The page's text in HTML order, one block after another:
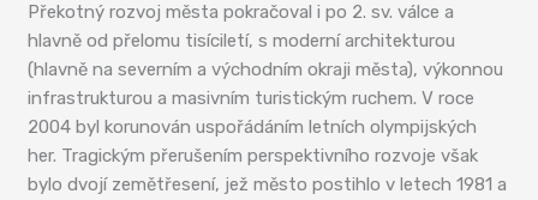
Překotný rozvoj města pokračoval i po 2. sv. válce a
hlavně od přelomu tisíciletí, s moderní architekturou
(hlavně na severním a východním okraji města), výkonnou
infrastrukturou a masivním turistickým ruchem. V roce
2004 byl korunován uspořádáním letních olympijských
her. Tragickým přerušením perspektivního rozvoje však
bylo dvojí zemětřesení, jež město postihlo v letech 1981 a